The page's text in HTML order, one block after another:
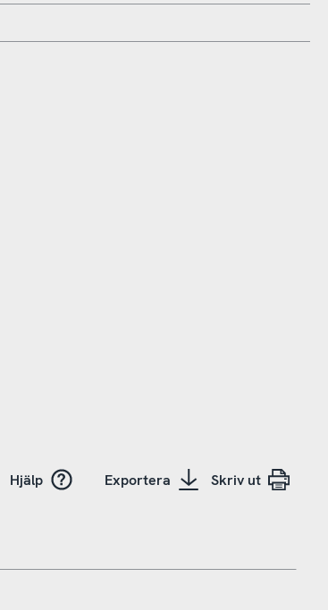
Hjälp Exportera Skriv ut